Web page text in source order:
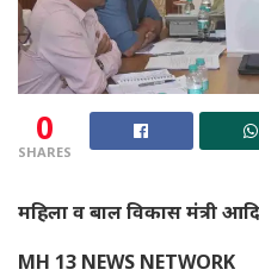
0
SHARES
महिला व बाल विकास मंत्री
MH 13 NEWS NETWORK